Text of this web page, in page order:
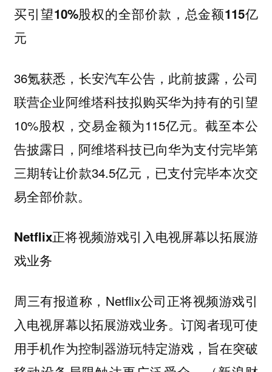
买引望10%股权的全部价款，总金额115亿
元
36氪获悉，长安汽车公告，此前披露，公司
联营企业阿维塔科技拟购买华为持有的引望
10%股权，交易金额为115亿元。截至本公
告披露日，阿维塔科技已向华为支付完毕第
三期转让价款34.5亿元，已支付完毕本次交
易全部价款。
Netflix正将视频游戏引入电视屏幕以拓展游
戏业务
周三有报道称，Netflix公司正将视频游戏引
入电视屏幕以拓展游戏业务。订阅者现可使
用手机作为控制器游玩特定游戏，旨在突破